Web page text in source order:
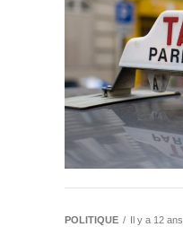
POLITIQUE Il y a 12 ans